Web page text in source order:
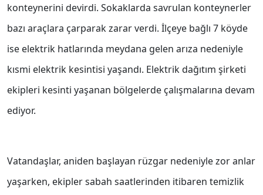
konteynerini devirdi. Sokaklarda savrulan konteynerler
bazı araçlara çarparak zarar verdi. İlçeye bağlı 7 köyde
ise elektrik hatlarında meydana gelen arıza nedeniyle
kısmi elektrik kesintisi yaşandı. Elektrik dağıtım şirketi
ekipleri kesinti yaşanan bölgelerde çalışmalarına devam
ediyor.
Vatandaşlar, aniden başlayan rüzgar nedeniyle zor anlar
yaşarken, ekipler sabah saatlerinden itibaren temizlik